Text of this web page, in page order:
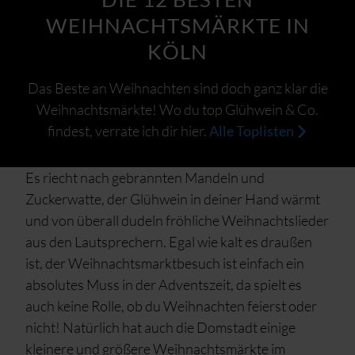
WEIHNACHTSMÄRKTE IN
KÖLN
Das Beste an Weihnachten sind doch ganz klar die
Weihnachtsmärkte! Wo du top Glühwein & Co.
findest, verrate ich dir hier. Alle Toplisten
Es riecht nach gebrannten Mandeln und
Zuckerwatte, der Glühwein in deiner Hand wärmt
und von überall dudeln fröhliche Weihnachtslieder
aus den Lautsprechern. Egal wie kalt es draußen
ist, der Weihnachtsmarktbesuch ist einfach ein
absolutes Muss in der Adventszeit, da spielt es
auch keine Rolle, ob du Weihnachten feierst oder
nicht! Natürlich hat auch die Domstadt einige
kleinere und größere Weihnachtsmärkte im